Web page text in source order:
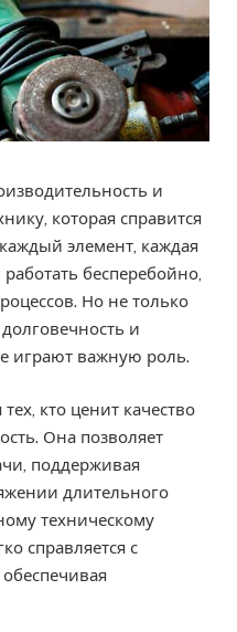
и
которая справится
элемент, каждая
бесперебойно,
Но не только
и
играют важную роль.
кто ценит качество
Она позволяет
поддерживая
длительного
техническому
справляется с